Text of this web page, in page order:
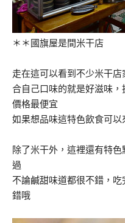
＊＊國旗屋是間米干店
走在這可以看到不少米干
合自己口味的就是好滋味
價格最便宜
如果想品味這特色飲食可
除了米干外，這裡還有特
過
不論鹹甜味道都很不錯，
錯哦